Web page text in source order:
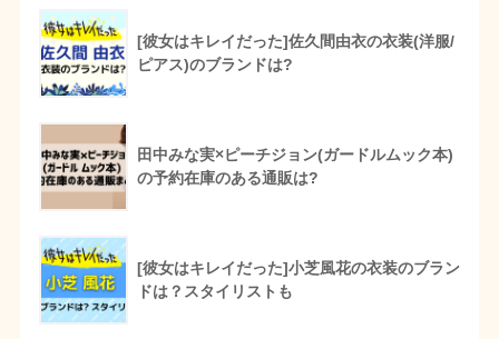
[彼女はキレイだった]佐久間由衣の衣装(洋服/
ピアス)のブランドは?
田中みな実×ピーチジョン(ガードルムック本)
の予約在庫のある通販は?
[彼女はキレイだった]小芝風花の衣装のブラン
ドは？スタイリストも